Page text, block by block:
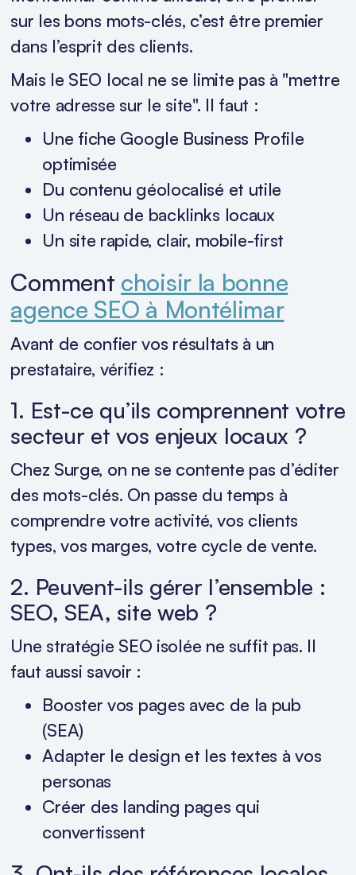
sur les bons mots-clés, c’est être premier
dans l’esprit des clients.
Mais le SEO local ne se limite pas à "mettre
votre adresse sur le site". Il faut :
Une fiche Google Business Profile
optimisée
Du contenu géolocalisé et utile
Un réseau de backlinks locaux
Un site rapide, clair, mobile-first
Comment choisir la bonne
agence SEO à Montélimar
Avant de confier vos résultats à un
prestataire, vérifiez :
1. Est-ce qu’ils comprennent votre
secteur et vos enjeux locaux ?
Chez Surge, on ne se contente pas d’éditer
des mots-clés. On passe du temps à
comprendre votre activité, vos clients
types, vos marges, votre cycle de vente.
2. Peuvent-ils gérer l’ensemble :
SEO, SEA, site web ?
Une stratégie SEO isolée ne suffit pas. Il
faut aussi savoir :
Booster vos pages avec de la pub
(SEA)
Adapter le design et les textes à vos
personas
Créer des landing pages qui
convertissent